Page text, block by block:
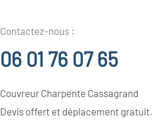
Contactez-nous :
06 01 76 07 65
Couvreur Charpente Cassagrand
Devis offert et déplacement gratuit.